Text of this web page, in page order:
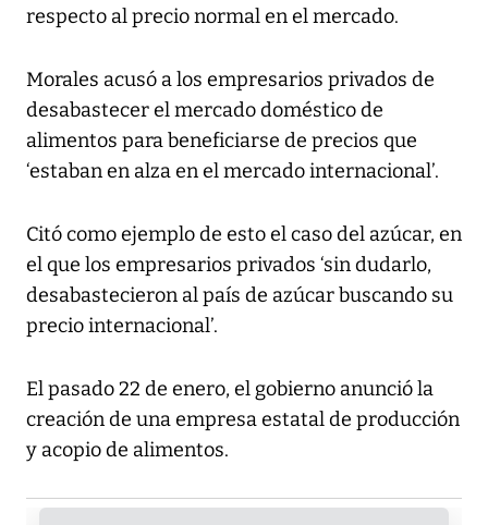
respecto al precio normal en el mercado.
Morales acusó a los empresarios privados de
desabastecer el mercado doméstico de
alimentos para beneficiarse de precios que
‘estaban en alza en el mercado internacional’.
Citó como ejemplo de esto el caso del azúcar, en
el que los empresarios privados ‘sin dudarlo,
desabastecieron al país de azúcar buscando su
precio internacional’.
El pasado 22 de enero, el gobierno anunció la
creación de una empresa estatal de producción
y acopio de alimentos.